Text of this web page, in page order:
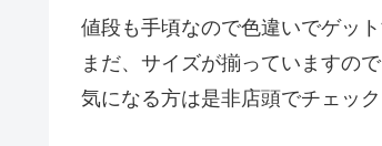
値段も手頃なので色違いでゲッ
まだ、サイズが揃っていますので
気になる方は是非店頭でチェッ